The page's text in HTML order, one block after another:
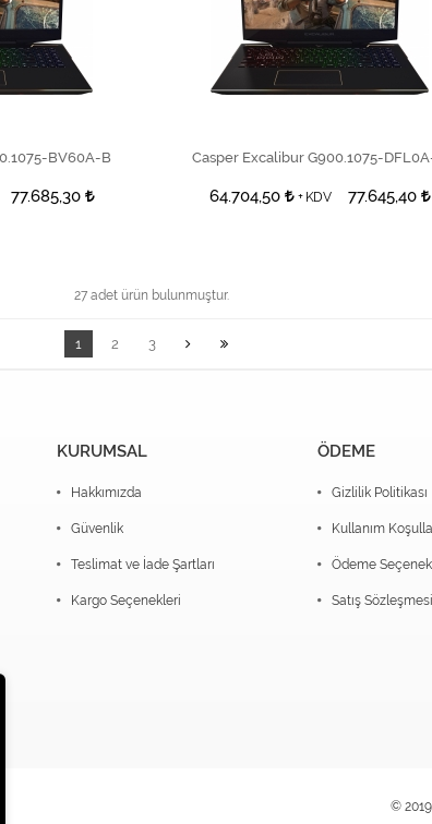
BV60A-B
77.685,30
SEPETE EKLE
Casper Excalibur G900.1075-
64.704,50 + KDV 77.645,40
27 adet ürün bulunmuştur.
1 2 3
KURUMSAL
Hakkımızda
Güvenlik
Teslimat ve İade Şartları
Kargo Seçenekleri
ÖDEME
Gizlilik Politikası
Kullanım
Ödeme
Satış Sözleşmesi
©